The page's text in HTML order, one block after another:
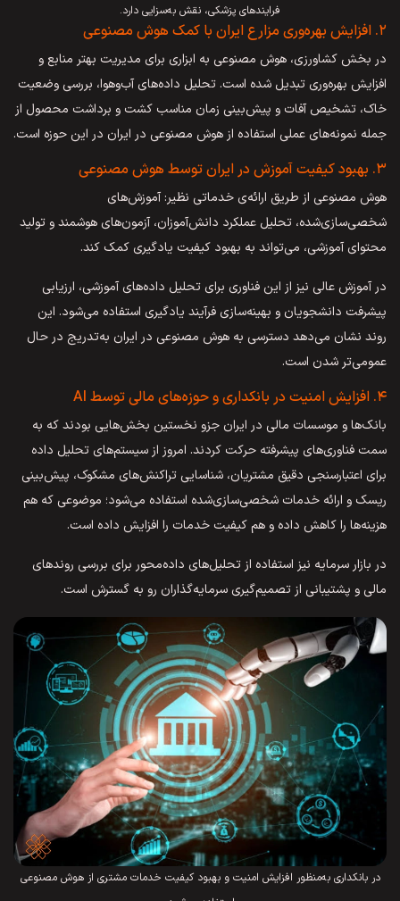
فرایندهای پزشکی، نقش به‌سزایی دارد.
۲. افزایش بهره‌وری مزارع ایران با کمک هوش مصنوعی
در بخش کشاورزی، هوش مصنوعی به ابزاری برای مدیریت بهتر منابع و
افزایش بهره‌وری تبدیل شده است. تحلیل داده‌های آب‌وهوا، بررسی وضعیت
خاک، تشخیص آفات و پیش‌بینی زمان مناسب کشت و برداشت محصول از
جمله نمونه‌های عملی استفاده از هوش مصنوعی در ایران در این حوزه است.
۳. بهبود کیفیت آموزش در ایران توسط هوش مصنوعی
هوش مصنوعی از طریق ارائه‌ی خدماتی نظیر: آموزش‌های
شخصی‌سازی‌شده، تحلیل عملکرد دانش‌آموزان، آزمون‌های هوشمند و تولید
محتوای آموزشی، می‌تواند به بهبود کیفیت یادگیری کمک کند.
در آموزش عالی نیز از این فناوری برای تحلیل داده‌های آموزشی، ارزیابی
پیشرفت دانشجویان و بهینه‌سازی فرآیند یادگیری استفاده می‌شود. این
روند نشان می‌دهد دسترسی به هوش مصنوعی در ایران به‌تدریج در حال
عمومی‌تر شدن است.
۴. افزایش امنیت در بانکداری و حوزه‌‌های مالی توسط AI
بانک‌ها و موسسات مالی در ایران جزو نخستین بخش‌هایی بودند که به
سمت فناوری‌های پیشرفته حرکت کردند. امروز از سیستم‌های تحلیل داده
برای اعتبارسنجی دقیق مشتریان، شناسایی تراکنش‌های مشکوک، پیش‌بینی
ریسک و ارائه خدمات شخصی‌سازی‌شده استفاده می‌شود؛ موضوعی که هم
هزینه‌ها را کاهش داده و هم کیفیت خدمات را افزایش داده است.
در بازار سرمایه نیز استفاده از تحلیل‌های داده‌محور برای بررسی روندهای
مالی و پشتیبانی از تصمیم‌گیری سرمایه‌گذاران رو به گسترش است.
در بانکداری به‌منظور افزایش امنیت و بهبود کیفیت خدمات مشتری از هوش مصنوعی